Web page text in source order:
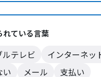
モバイルに無料で使
れている言葉
ルテレビ インターネッ
い
メール 支払い